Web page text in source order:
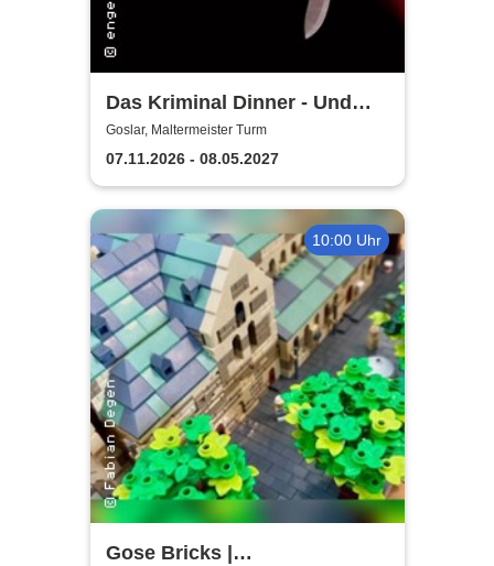
Das Kriminal Dinner - Und
raus bist du
Goslar, Maltermeister Turm
07.11.2026 - 08.05.2027
10:00 Uhr
Gose Bricks |